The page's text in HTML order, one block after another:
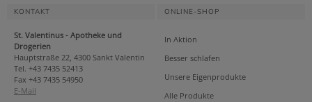
KONTAKT
St. Valentinus - Apotheke und
Drogerien
Hauptstraße 22, 4300 Sankt Valentin
Tel. +43 7435 52413
Fax +43 7435 54950
E-Mail
ONLINE-SHOP
In Aktion
Besser schlafen
Unsere Eigenprodukte
Alle Produkte